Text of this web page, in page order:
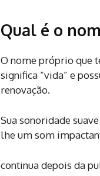
Qual é o
O nome próprio que
significa “vida” e
renovação.
Sua sonoridade
lhe um som
continua depois da